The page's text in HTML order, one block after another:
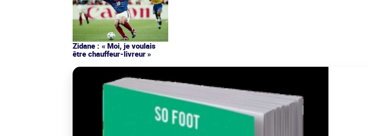
Zidane : « Moi, je voulais
être chauffeur-livreur »